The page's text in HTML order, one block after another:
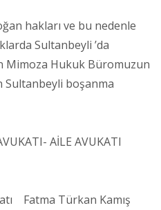
hakları ve bu nedenle
Sultanbeyli ’da
Hukuk Büromuzun
Sultanbeyli boşanma
AİLE AVUKATI
Fatma Türkan Kamış